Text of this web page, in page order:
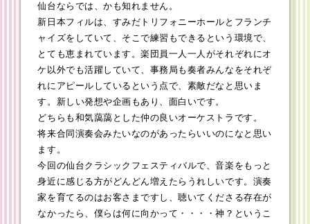
仙台ならでは、かも知れません。
新日本フィルは、すみだトリフォニーホールとフランチ
ャイズをしていて、そこで練習もできるという環境で、
とても恵まれています。楽団員一人一人がそれぞれにオ
ケ以外でも活躍していて、事務局も奏者みんなをそれぞ
れにアピールしているという点で、素敵だなと思いま
す。新しい発想や企画もあり、面白いです。
どちらも和気藹藹とした仲の良いオーケストラです。
将来合同演奏会みたいなのがあったらいいのになと思い
ます。
今回の仙台クラシックフェスティバルで、音楽をもっと
身近に感じる方がどんどん増えたらうれしいです。演奏
家を育てるのはお客さまですし、聴いてくださる存在が
なかったら、僕らは何に向かって・・・・神？というこ